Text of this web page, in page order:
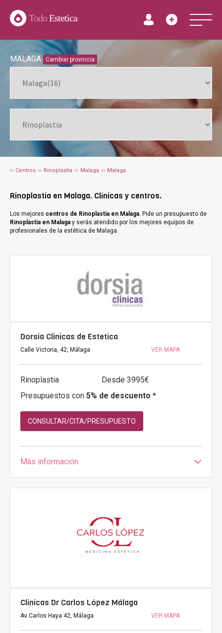
TodoEstetica
MALAGA Cambiar provincia
Centros Rinoplastia Malaga Malaga
Rinoplastia en Malaga. Clínicas y centros.
Los mejores centros de Rinoplastia en Malaga. Pide un presupuesto de
Rinoplastia en Malaga y serás atendido por los mejores equipos de
profesionales de la estética de Malaga.
Dorsia Clinicas de Estetica
Calle Victoria, 42, Málaga VER MAPA
Rinoplastia
Desde 3995€
Presupuestos con 5% de descuento *
CONSULTAR/CITA/PRESUPUESTO
Más información
Clínicas Dr Carlos López Málaga
Av Carlos Haya 42, Málaga VER MAPA